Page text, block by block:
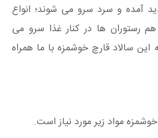
آمده و سرد سرو می شوند؛ انواع
رستوران ها در کنار غذا سرو می
این سالاد قارچ خوشمزه با ما همراه
مواد زیر مورد نیاز است.